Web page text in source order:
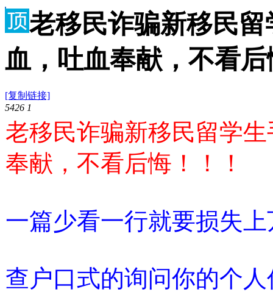
老移民诈骗新移民
血，吐血奉献，不看后
[复制链接]
5426 1
老移民诈骗新移民留学
奉献，不看后悔！！！
一篇少看一行就要损失
查户口式的询问你的个